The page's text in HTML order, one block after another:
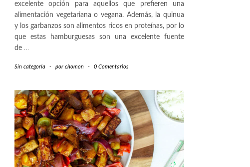
excelente opción para aquellos que prefieren una
alimentación vegetariana o vegana. Además, la quinua
y los garbanzos son alimentos ricos en proteínas, por lo
que estas hamburguesas son una excelente fuente
de …
Sin categoría - por chomon - 0 Comentarios